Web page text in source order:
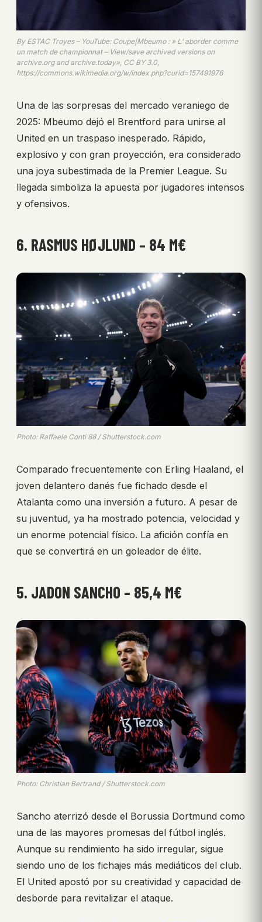
By ESTAC Troyes – YouTube: Coupe|Mbeumo : » L’ aborder comme
un match de championnat – View/save archived versions on
archive.org and archive.today», CC BY 3.0,
https://commons.wikimedia.org/w/index.php?curid=157491976
Una de las sorpresas del mercado veraniego de
2025: Mbeumo dejó el Brentford para unirse al
United en un traspaso inesperado. Rápido,
explosivo y con gran proyección, era considerado
una joya subestimada de la Premier League. Su
llegada simboliza la apuesta por jugadores intensos
y ofensivos.
6. RASMUS HØJLUND – 84 M€
Photo: Raffaele Conti 88 / Shutterstock.com
Comparado frecuentemente con Erling Haaland, el
joven delantero danés fue fichado desde el
Atalanta como una inversión a futuro. A pesar de
su juventud, ya ha mostrado potencia, velocidad y
un enorme potencial físico. La afición confía en
que se convertirá en un goleador de élite.
5. JADON SANCHO – 85,4 M€
Photo: Christian Bertrand / Shutterstock.com
Sancho aterrizó desde el Borussia Dortmund como
una de las mayores promesas del fútbol inglés.
Aunque su rendimiento ha sido irregular, sigue
siendo uno de los fichajes más mediáticos del club.
El United apostó por su creatividad y capacidad de
desborde para revitalizar el ataque.